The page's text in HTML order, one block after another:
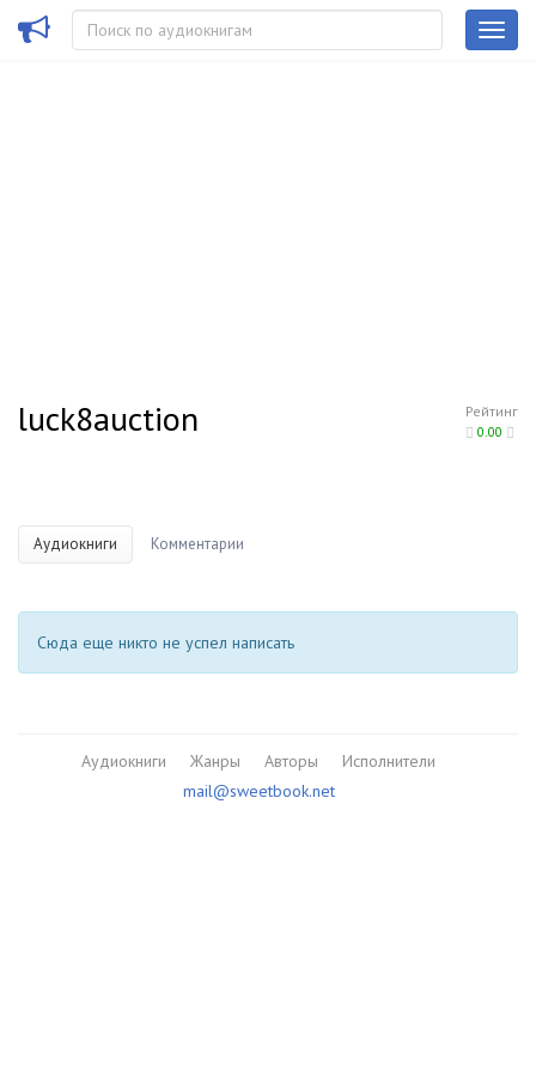
Рейтинг
0.00
luck8auction
Аудиокниги Комментарии
Сюда еще никто не успел написать
Аудиокниги Жанры Авторы
Исполнители
mail@sweetbook.net